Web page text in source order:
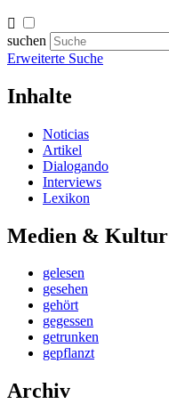
suchen
Erweiterte Suche
Inhalte
Noticias
Artikel
Dialogando
Interviews
Lexikon
Medien & Kultur
gelesen
gesehen
gehört
gegessen
getrunken
gepflanzt
Archiv